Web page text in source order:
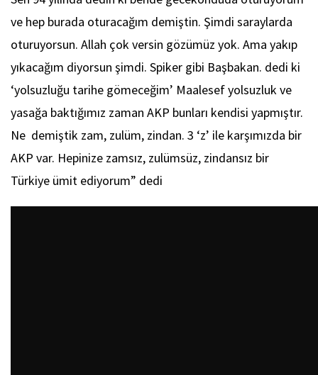
ve hep burada oturacağım demiştin. Şimdi saraylarda
oturuyorsun. Allah çok versin gözümüz yok. Ama yakıp
yıkacağım diyorsun şimdi. Spiker gibi Başbakan. dedi ki
‘yolsuzluğu tarihe gömeceğim’ Maalesef yolsuzluk ve
yasağa baktığımız zaman AKP bunları kendisi yapmıştır.
Ne demiştik zam, zulüm, zindan. 3 ‘z’ ile karşımızda bir
AKP var. Hepinize zamsız, zulümsüz, zindansız bir
Türkiye ümit ediyorum” dedi